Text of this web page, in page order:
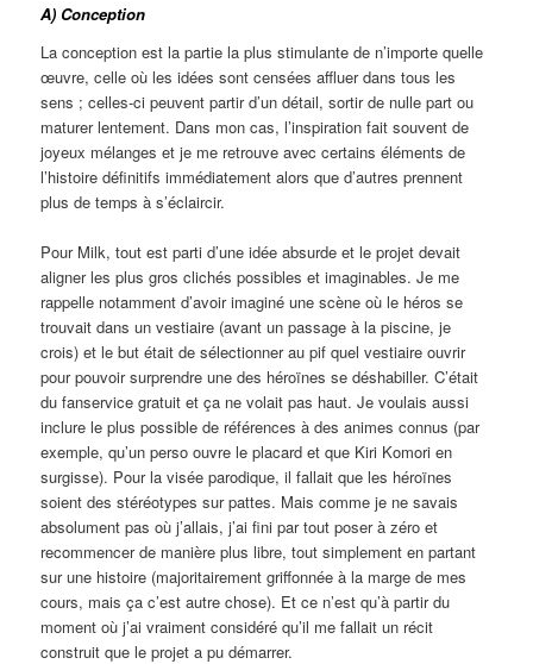
A) Conception
La conception est la partie la plus stimulante de n’importe quelle
œuvre, celle où les idées sont censées affluer dans tous les
sens ; celles-ci peuvent partir d’un détail, sortir de nulle part ou
maturer lentement. Dans mon cas, l’inspiration fait souvent de
joyeux mélanges et je me retrouve avec certains éléments de
l’histoire définitifs immédiatement alors que d’autres prennent
plus de temps à s’éclaircir.
Pour Milk, tout est parti d’une idée absurde et le projet devait
aligner les plus gros clichés possibles et imaginables. Je me
rappelle notamment d’avoir imaginé une scène où le héros se
trouvait dans un vestiaire (avant un passage à la piscine, je
crois) et le but était de sélectionner au pif quel vestiaire ouvrir
pour pouvoir surprendre une des héroïnes se déshabiller. C’était
du fanservice gratuit et ça ne volait pas haut. Je voulais aussi
inclure le plus possible de références à des animes connus (par
exemple, qu’un perso ouvre le placard et que Kiri Komori en
surgisse). Pour la visée parodique, il fallait que les héroïnes
soient des stéréotypes sur pattes. Mais comme je ne savais
absolument pas où j’allais, j’ai fini par tout poser à zéro et
recommencer de manière plus libre, tout simplement en partant
sur une histoire (majoritairement griffonnée à la marge de mes
cours, mais ça c’est autre chose). Et ce n’est qu’à partir du
moment où j’ai vraiment considéré qu’il me fallait un récit
construit que le projet a pu démarrer.